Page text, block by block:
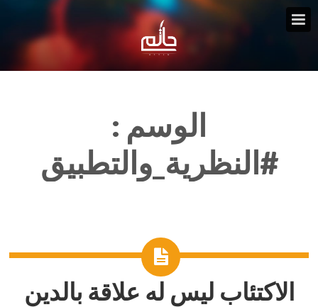
الوسم :
#النظرية_والتطبيق
الاكتئاب ليس له علاقة بالدين